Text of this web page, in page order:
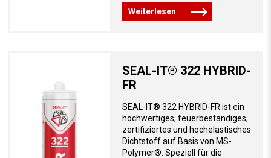
Weiterlesen
SEAL-IT® 322 HYBRID-
FR
SEAL-IT® 322 HYBRID-FR ist ein
hochwertiges, feuerbeständiges,
zertifiziertes und hochelastisches
Dichtstoff auf Basis von MS-
Polymer®. Speziell für die